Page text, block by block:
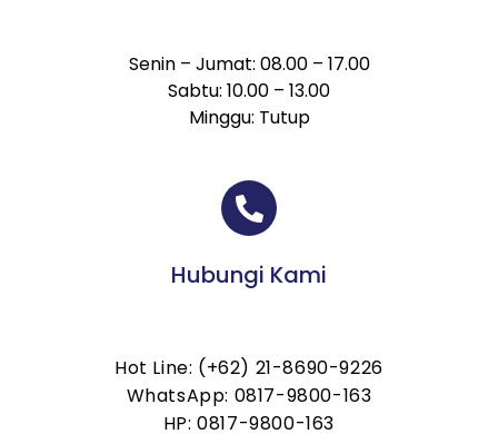
Senin – Jumat: 08.00 – 17.00
Sabtu: 10.00 – 13.00
Minggu: Tutup
Hubungi Kami
Hot Line: (+62) 21-8690-9226
WhatsApp: 0817-9800-163
HP: 0817-9800-163